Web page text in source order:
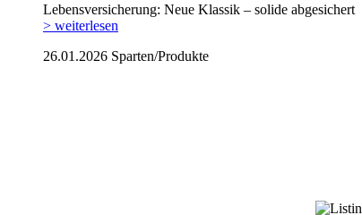
Lebensversicherung: Neue Klassik – solide abgesichert
> weiterlesen
26.01.2026 Sparten/Produkte